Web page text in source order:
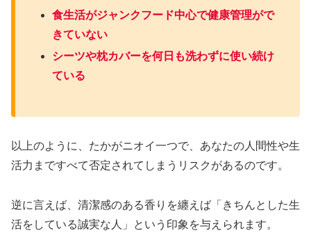
食生活がジャンクフード中心で健康管理がで
きていない
シーツや枕カバーを何日も洗わずに使い続け
ている
以上のように、たかがニオイ一つで、あなたの人間性や生
活力まですべて否定されてしまうリスクがあるのです。
逆に言えば、清潔感のある香りを纏えば「きちんとした生
活をしている誠実な人」という印象を与えられます。